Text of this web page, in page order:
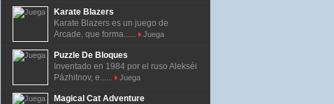
Karate Blazers
Karate Blazers es un juego de
Arcade, que forma......
Juega
Puzzle De Bloques
Inventado en 1984 por el ruso Alekséi
Pázhitnov, e......
Juega
Magical Cat Adventure